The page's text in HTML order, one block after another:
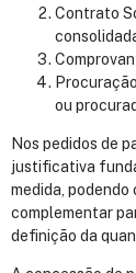
Contrato
ou
Nos pedidos de
justificativa
medida,
complementar
definição da